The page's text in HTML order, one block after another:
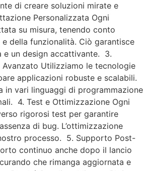
di creare soluzioni mirate e
Personalizzata Ogni
su misura, tenendo conto
e della funzionalità. Ciò garantisce
e un design accattivante. 3.
Utilizziamo le tecnologie
applicazioni robuste e scalabili.
in vari linguaggi di programmazione
4. Test e Ottimizzazione Ogni
rigorosi test per garantire
di bug. L’ottimizzazione
processo. 5. Supporto Post-
continuo anche dopo il lancio
che rimanga aggiornata e